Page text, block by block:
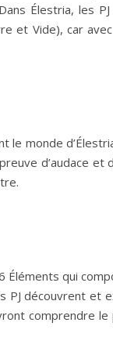
Élestria, les
et Vide), car
monde
d’audace et
qui
PJ découvrent et
comprendre